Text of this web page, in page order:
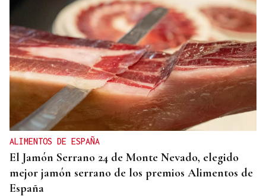
ALIMENTOS DE ESPAÑA
El Jamón Serrano 24 de Monte Nevado, elegido
mejor jamón serrano de los premios Alimentos de
España